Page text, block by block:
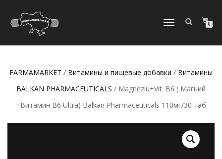
ПЕРЕКЛЮЧИТЬ
0
FARMAMARKET / Витамины и пищевые добавки / Витамины
BALKAN PHARMACEUTICALS / Magneziu+Vit. B6 ( Магний
+Витамин В6 Ultra) Balkan Pharmaceuticals 110мг/30 таб